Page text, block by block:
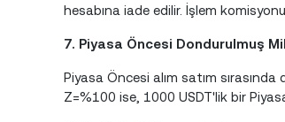
hesabına iade edilir. İşlem komisyonu
7. Piyasa Öncesi Dondurulmuş
Piyasa Öncesi alım satım
Z=%100 ise, 1000 USDT'lik bir